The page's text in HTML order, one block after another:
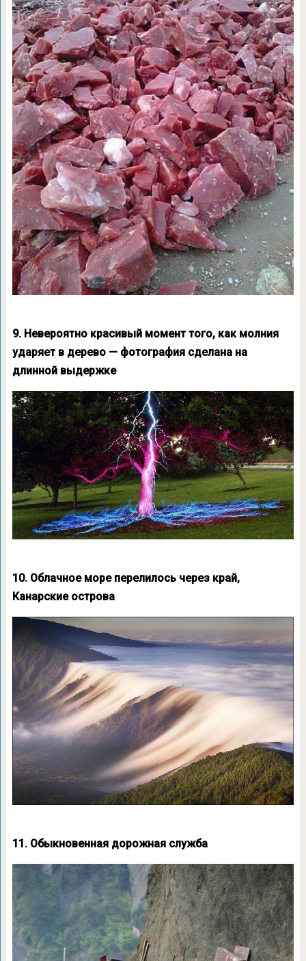
9. Невероятно красивый момент того, как молния
ударяет в дерево — фотография сделана на
длинной выдержке
10. Облачное море перелилось через край,
Канарские острова
11. Обыкновенная дорожная служба